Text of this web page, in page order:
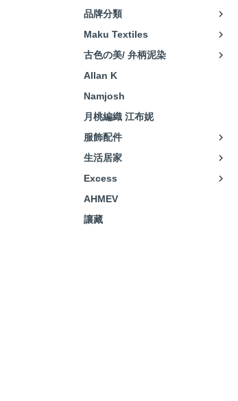
品牌分類
Maku Textiles
古色の美/ 弁柄泥染
Allan K
Namjosh
月桃編織 江布妮
服飾配件
生活居家
Excess
AHMEV
讓藏